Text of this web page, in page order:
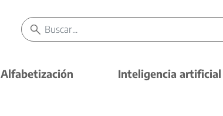
Alfabetización Inteligencia artificial